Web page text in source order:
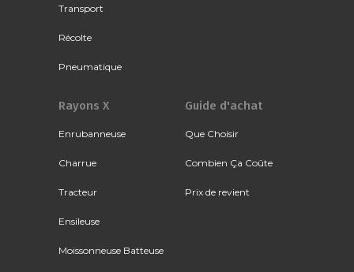
Transport
Récolte
Pneumatique
Rayons X
Enrubanneuse
Charrue
Tracteur
Ensileuse
Moissonneuse Batteuse
Guide d'achat
Que Choisir
Combien Ça Coûte
Prix de revient